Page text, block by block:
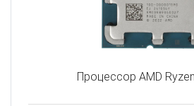
Процессор AMD